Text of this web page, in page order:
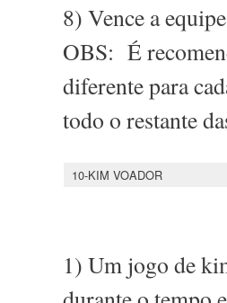
8) Vence a
OBS: É
diferente para
todo o restante
10-KIM VOADOR
1) Um jogo de